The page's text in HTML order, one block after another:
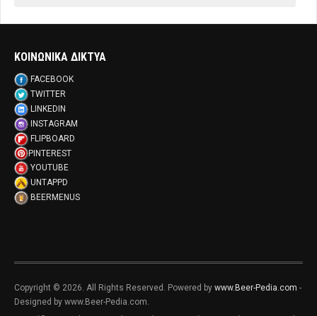
ΚΟΙΝΩΝΙΚΑ ΔΙΚΤΥΑ
FACEBOOK
TWITTER
LINKEDIN
INSTAGRAM
FLIPBOARD
PINTEREST
YOUTUBE
UNTAPPD
BEERMENUS
Copyright © 2026. All Rights Reserved. Powered by www.Beer-Pedia.com -
Designed by www.Beer-Pedia.com.